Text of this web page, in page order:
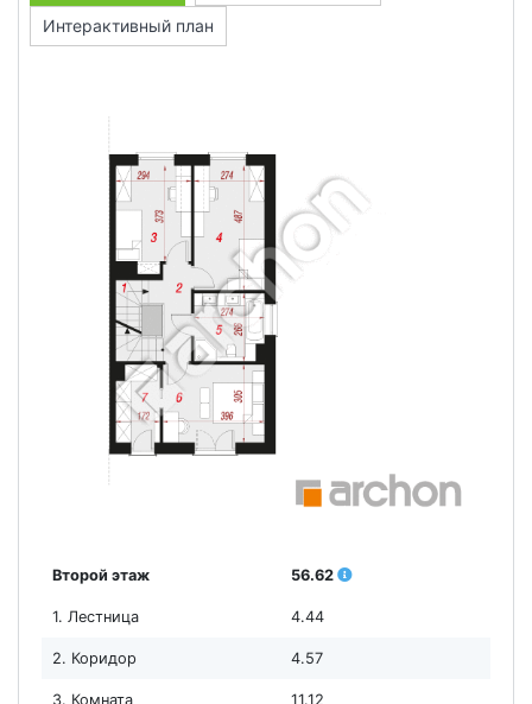
Интерактивный план
Второй этаж 56.62
1. Лестница 4.44
2. Коридор 4.57
3. Комната 11.12